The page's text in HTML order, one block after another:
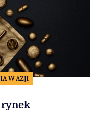
W AZJI